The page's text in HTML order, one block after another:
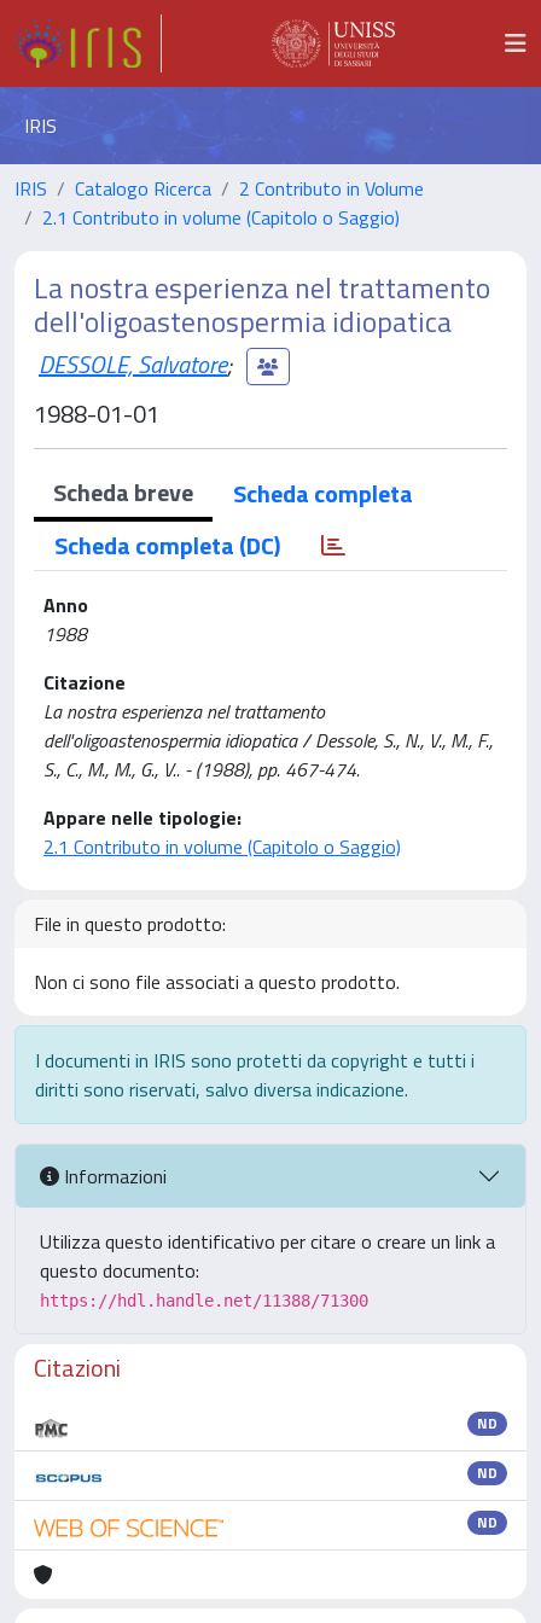
IRIS
IRIS Catalogo Ricerca
2 Contributo in Volume
2.1 Contributo in volume (Capitolo o Saggio)
La nostra esperienza nel trattamento
dell'oligoastenospermia idiopatica
DESSOLE, Salvatore;
1988-01-01
Scheda breve
Scheda completa
Scheda completa (DC)
Anno
1988
Citazione
La nostra esperienza nel trattamento
dell'oligoastenospermia idiopatica / Dessole, S., N., V., M., F.,
S., C., M., M., G., V.. - (1988), pp. 467-474.
Appare nelle tipologie:
2.1 Contributo in volume (Capitolo o Saggio)
File in questo prodotto:
Non ci sono file associati a questo prodotto.
I documenti in IRIS sono protetti da copyright e tutti i
diritti sono riservati, salvo diversa indicazione.
Informazioni
Utilizza questo identificativo per citare o creare un link a
questo documento:
https://hdl.handle.net/11388/71300
Citazioni
ND
ND
ND